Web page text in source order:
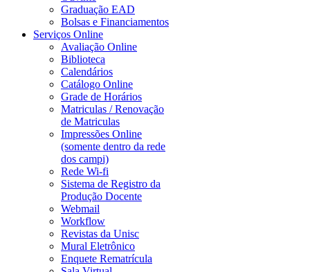
Graduação EAD
Bolsas e Financiamentos
Serviços Online
Avaliação Online
Biblioteca
Calendários
Catálogo Online
Grade de Horários
Matriculas / Renovação
de Matriculas
Impressões Online
(somente dentro da rede
dos campi)
Rede Wi-fi
Sistema de Registro da
Produção Docente
Webmail
Workflow
Revistas da Unisc
Mural Eletrônico
Enquete Rematrícula